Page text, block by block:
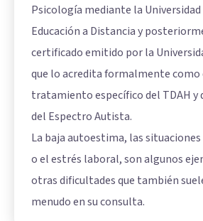
Psicología mediante la
Educación a Distancia y
certificado emitido por la
que lo acredita formalmente como
tratamiento específico del TDAH
del Espectro Autista.
La baja autoestima, las
o el estrés laboral, son algunos
otras dificultades que también
menudo en su consulta.